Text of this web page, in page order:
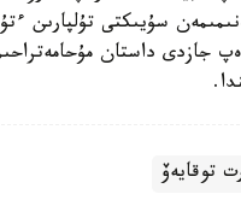
سۇيىكتى تۇلپارىن
جازدى داستان
توقايەۆ